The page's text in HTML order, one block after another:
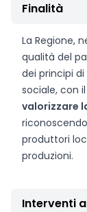
Finalità
La Regione,
qualità del
dei principi
sociale, con
valorizzare
produttori
produzioni.
Interventi